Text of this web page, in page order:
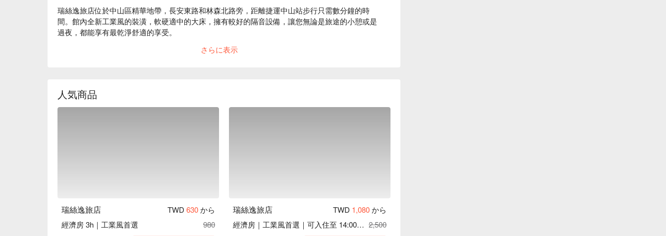
瑞絲逸旅店位於中山區精華地帶，長安東路和林森北路旁，距離捷運中山站步行只需數分鐘的時
間。館內全新工業風的裝潢，軟硬適中的大床，擁有較好的隔音設備，讓您無論是旅途的小憩或是
過夜，都能享有最乾淨舒適的享受。
瑞絲逸旅店推薦：遭擁有非常多付費停車場；較佳的隔音設備；全新工業風設計的裝潢，安心有保
さらに表示
人気商品
瑞絲逸旅店 TWD 630から
經濟房 3h｜工業風首選
980
瑞絲逸旅店 TWD 1,080から
經濟房｜工業風首選｜可入住至 14:00 退房 2,500